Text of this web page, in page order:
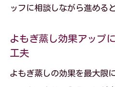
ッフに相談しながら進める
よもぎ蒸し効果アップ
工夫
よもぎ蒸しの効果を最大限